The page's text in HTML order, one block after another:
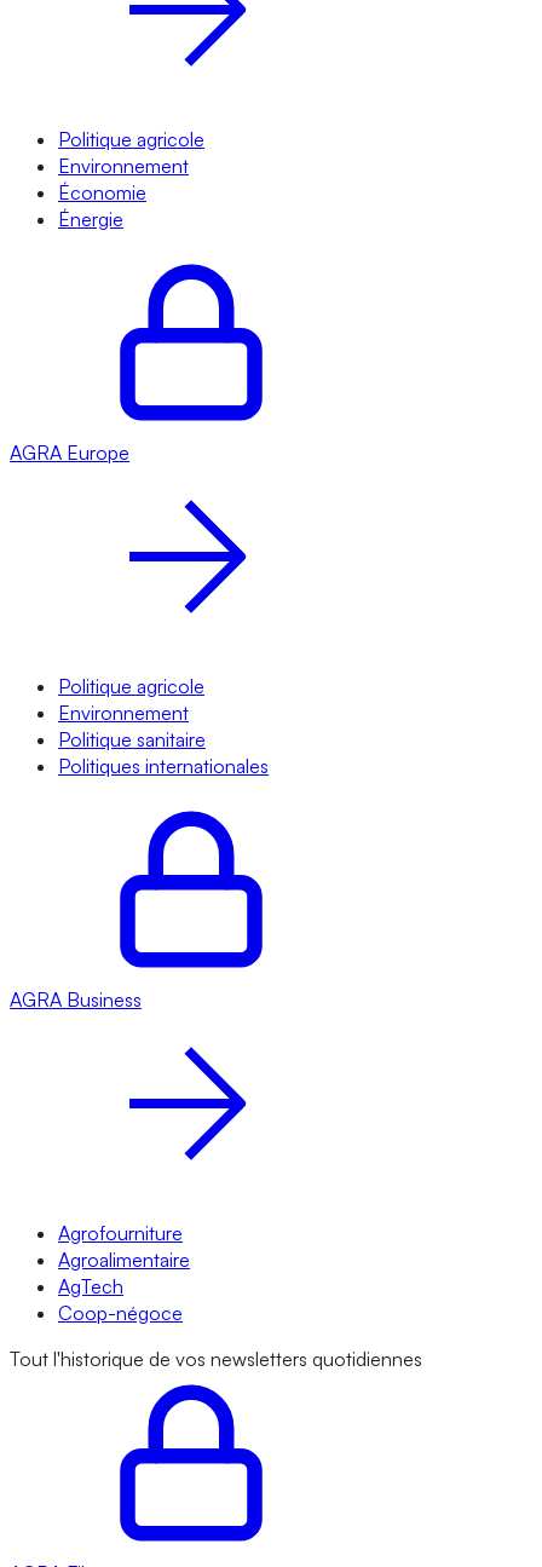
Politique agricole
Environnement
Économie
Énergie
AGRA Europe
Politique agricole
Environnement
Politique sanitaire
Politiques internationales
AGRA Business
Agrofourniture
Agroalimentaire
AgTech
Coop-négoce
Tout l'historique de vos newsletters quotidiennes